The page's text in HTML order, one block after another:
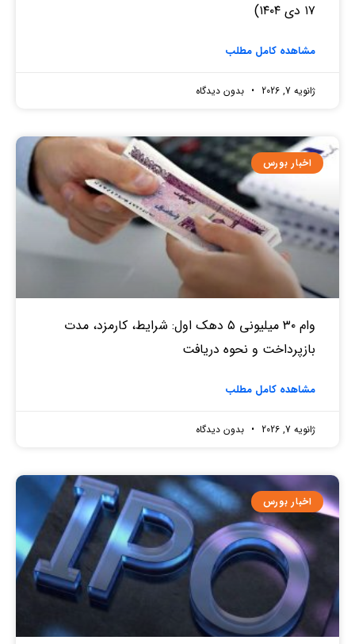
۱۷ دی ۱۴۰۴)
مشاهده کامل مطلب
ژانویه 7, 2026 بدون دیدگاه
اخبار بورس
وام ۳۰ میلیونی ۵ دهک اول: شرایط، کارمزد، مدت
بازپرداخت و نحوه دریافت
مشاهده کامل مطلب
ژانویه 7, 2026 بدون دیدگاه
اخبار بورس